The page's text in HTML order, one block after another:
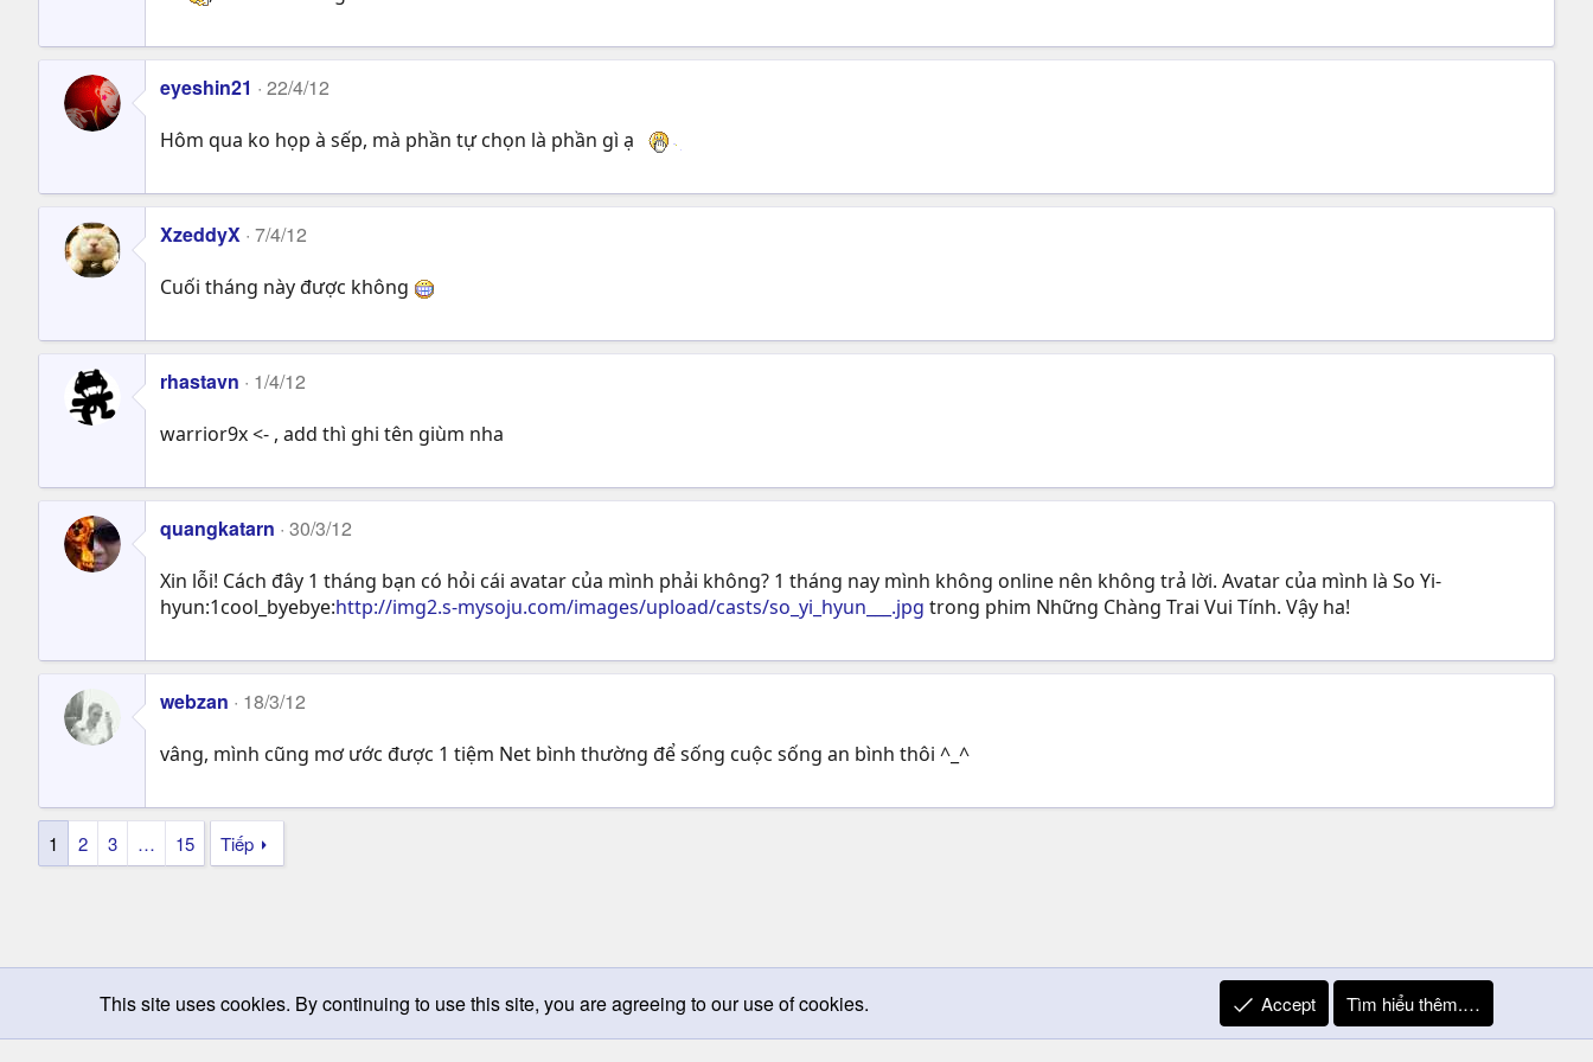
eyeshin21 22/4/12
Hôm qua ko họp à sếp, mà phần tự chọn là phần gì ạ
XzeddyX 7/4/12
Cuối tháng này được không
rhastavn 1/4/12
warrior9x <- , add thì ghi tên giùm nha
quangkatarn 30/3/12
Xin lỗi! Cách đây 1 tháng bạn có hỏi cái avatar của mình phải không? 1 tháng nay mình không online nên không trả lời. Avatar của mình là So Yi-
hyun:1cool_byebye:http://img2.s-mysoju.com/images/upload/casts/so_yi_hyun___.jpg trong phim Những Chàng Trai Vui Tính. Vậy ha!
webzan 18/3/12
vâng, mình cũng mơ ước được 1 tiệm Net bình thường để sống cuộc sống an bình thôi ^_^
1 2 3 … 15 Tiếp
Chọn giao diện Change width Quy định và Nội quy Privacy Policy Trợ giúp
S
This site uses cookies. By continuing to use this site, you are agreeing to our use of cookies. Accept Tìm hiểu thêm.…